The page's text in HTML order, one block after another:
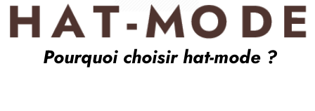
Pourquoi choisir hat-mode ?